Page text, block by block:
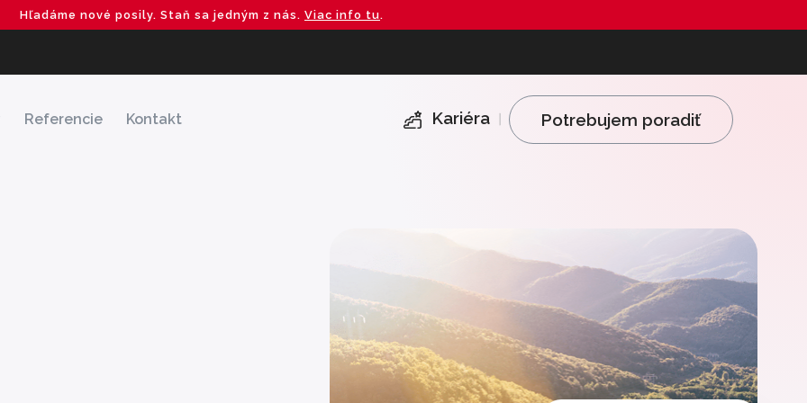
Hľadáme nové posily. Staň sa jedným z nás. Viac info tu.
Referencie Kontakt Kariéra Potrebujem poradiť